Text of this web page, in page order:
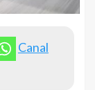
Canal